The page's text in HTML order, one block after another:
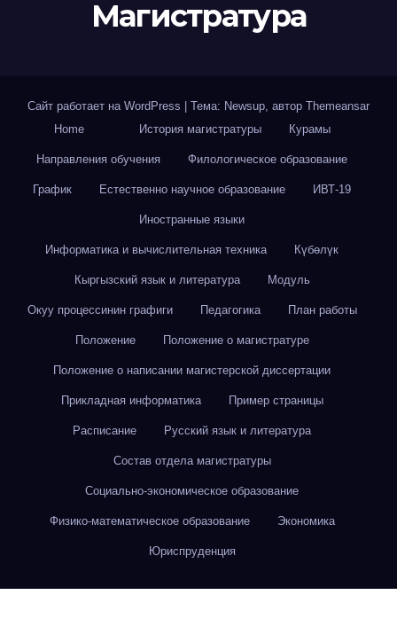
Магистратура
Сайт работает на WordPress Тема: Newsup, автор Themeansar
Home
История магистратуры Курамы
Направления обучения Филологическое образование
График Естественно научное образование ИВТ-19
Иностранные языки
Информатика и вычислительная техника Күбөлүк
Кыргызский язык и литература Модуль
Окуу процессинин графиги Педагогика План работы
Положение Положение о магистратуре
Положение о написании магистерской диссертации
Прикладная информатика Пример страницы
Расписание Русский язык и литература
Состав отдела магистратуры
Социально-экономическое образование
Физико-математическое образование Экономика
Юриспруденция